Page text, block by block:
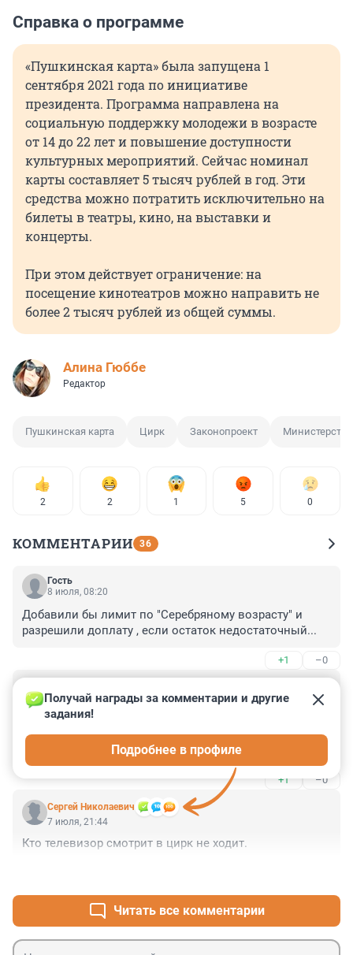
Справка о программе
«Пушкинская карта» была запущена 1
сентября 2021 года по инициативе
президента. Программа направлена на
социальную поддержку молодежи в возрасте
от 14 до 22 лет и повышение доступности
культурных мероприятий. Сейчас номинал
карты составляет 5 тысяч рублей в год. Эти
средства можно потратить исключительно на
билеты в театры, кино, на выставки и
концерты.
При этом действует ограничение: на
посещение кинотеатров можно направить не
более 2 тысяч рублей из общей суммы.
Алина Гюббе
Редактор
Пушкинская карта Цирк Законопроект
2 2 1 5 0
КОММЕНТАРИИ 36
Гость
8 июля, 08:20
Добавили бы лимит по "Серебряному возрасту" и
разрешили доплату , если остаток недостаточный...
+1 –0
7 июля, 22:45
"цирковое искусство в последние годы активно
выполняет функции социальной поддержки,
просвещения, патриотического и духовного
воспитания детей и подростков" - совершенная не
правда. Был там с ребенком. Стыд, прежде всего, от
атмосферы и отношения к зрителям. Лимиты
поднять, но Цирк не включать.
+1 –0
Cepгeй Николаевич
Получай награды за комментарии и другие
задания!
Подробнее в профиле
7 июля, 21:44
Кто телевизор смотрит в цирк не ходит.
Читать все комментарии